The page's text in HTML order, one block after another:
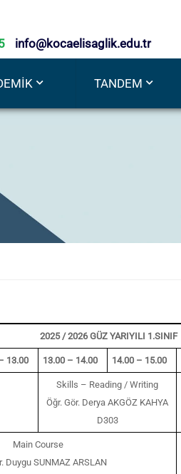
info@kocaelisaglik.edu.tr
TANDEM
2025 / 2026 GÜZ YARIYILI 1.SINIF
13.00 13.00 – 14.00 14.00 – 15.00
Skills – Reading / Writing
Öğr. Gör. Derya AKGÖZ KAHYA
D303
Main Course
Duygu SUNMAZ ARSLAN